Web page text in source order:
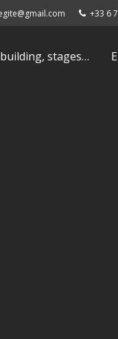
+33 6
stages…